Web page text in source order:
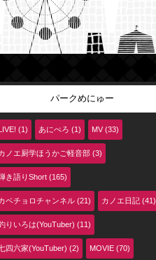
パークめにゅー
(1) あにぺろ (1) MV (33)
ノエ厨学ほうかご軽音部 (3)
き語りShort (165)
ベチョロチャンネル (21) カノエ日記 (41)
りいろは(YouTuber) (11)
四六家(YouTuber) (2) MOVIE (70)